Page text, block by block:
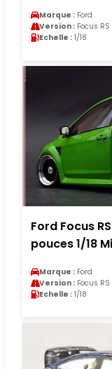
Marque : Ford
Version : Focus RS
Echelle : 1/18
Ford Focus
pouces 1/18
Marque : Ford
Version : Focus RS
Echelle : 1/18